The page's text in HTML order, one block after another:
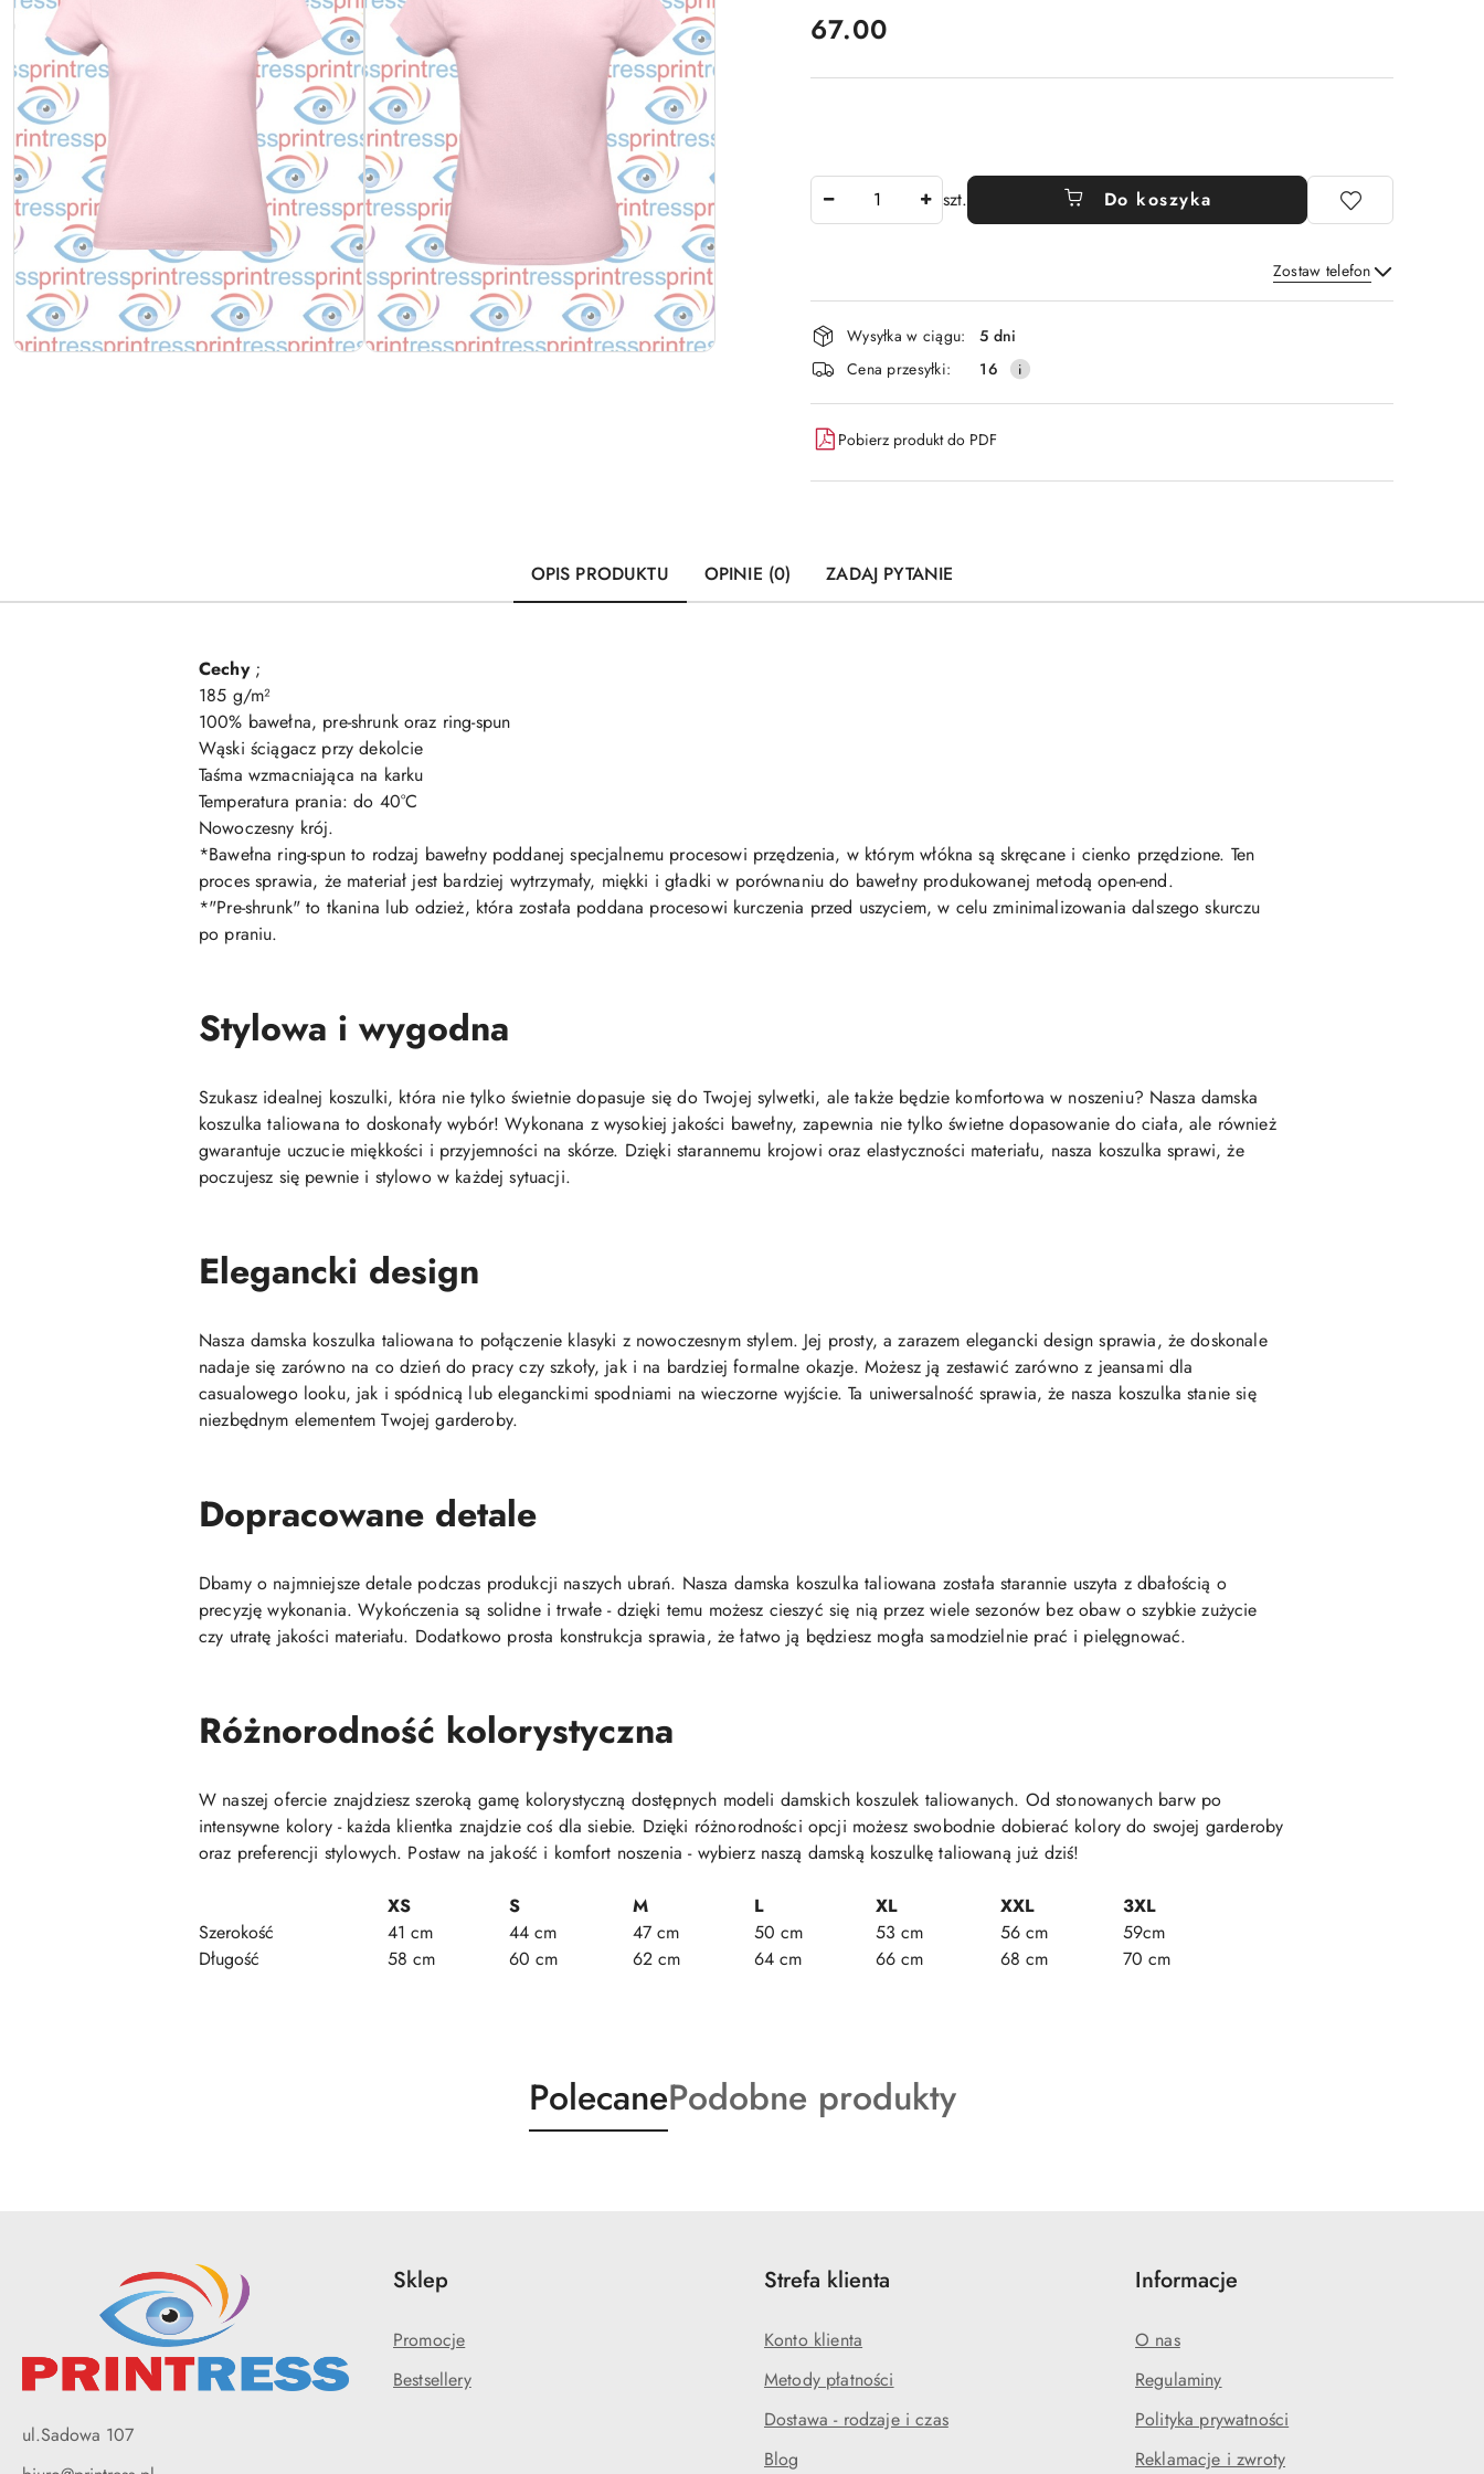
cena:
67.00
szt. Do koszyka
Zostaw telefon
Wyślij
Dostępność
i
dostawa
Wysyłka w ciągu:
5 dni
Cena przesyłki:
16
Pobierz produkt do PDF
OPIS PRODUKTU OPINIE (0) ZADAJ PYTANIE
Cechy ;
185 g/m²
100% bawełna, pre-shrunk oraz ring-spun
Wąski ściągacz przy dekolcie
Taśma wzmacniająca na karku
Temperatura prania: do 40°C
Nowoczesny krój.
*Bawełna ring-spun to rodzaj bawełny poddanej specjalnemu procesowi przędzenia, w którym włókna są skręcane i cienko przędzione. Ten
proces sprawia, że materiał jest bardziej wytrzymały, miękki i gładki w porównaniu do bawełny produkowanej metodą open-end.
*"Pre-shrunk" to tkanina lub odzież, która została poddana procesowi kurczenia przed uszyciem, w celu zminimalizowania dalszego skurczu
po praniu.
Stylowa i wygodna
Szukasz idealnej koszulki, która nie tylko świetnie dopasuje się do Twojej sylwetki, ale także będzie komfortowa w noszeniu? Nasza damska
koszulka taliowana to doskonały wybór! Wykonana z wysokiej jakości bawełny, zapewnia nie tylko świetne dopasowanie do ciała, ale również
gwarantuje uczucie miękkości i przyjemności na skórze. Dzięki starannemu krojowi oraz elastyczności materiału, nasza koszulka sprawi, że
poczujesz się pewnie i stylowo w każdej sytuacji.
Elegancki design
Nasza damska koszulka taliowana to połączenie klasyki z nowoczesnym stylem. Jej prosty, a zarazem elegancki design sprawia, że doskonale
nadaje się zarówno na co dzień do pracy czy szkoły, jak i na bardziej formalne okazje. Możesz ją zestawić zarówno z jeansami dla
casualowego looku, jak i spódnicą lub eleganckimi spodniami na wieczorne wyjście. Ta uniwersalność sprawia, że nasza koszulka stanie się
niezbędnym elementem Twojej garderoby.
Dopracowane detale
Dbamy o najmniejsze detale podczas produkcji naszych ubrań. Nasza damska koszulka taliowana została starannie uszyta z dbałością o
precyzję wykonania. Wykończenia są solidne i trwałe - dzięki temu możesz cieszyć się nią przez wiele sezonów bez obaw o szybkie zużycie
czy utratę jakości materiału. Dodatkowo prosta konstrukcja sprawia, że łatwo ją będziesz mogła samodzielnie prać i pielęgnować.
Różnorodność kolorystyczna
W naszej ofercie znajdziesz szeroką gamę kolorystyczną dostępnych modeli damskich koszulek taliowanych. Od stonowanych barw po
intensywne kolory - każda klientka znajdzie coś dla siebie. Dzięki różnorodności opcji możesz swobodnie dobierać kolory do swojej garderoby
oraz preferencji stylowych. Postaw na jakość i komfort noszenia - wybierz naszą damską koszulkę taliowaną już dziś!
XS S M L XL XXL
3XL
Szerokość
41 cm 44 cm 47 cm 50 cm 53 cm 56 cm
59cm
Długość
58 cm 60 cm 62 cm 64 cm 66 cm 68 cm 70 cm
Produkty
o
PolecaneProdukty
o
Podobne produkty
ul.Sadowa 107
Sklep
Promocje
Bestsellery
Strefa klienta
Konto klienta
Metody płatności
Dostawa - rodzaje i czas
Blog
Informacje
O nas
Regulaminy
Polityka prywatności
Reklamacje i zwroty